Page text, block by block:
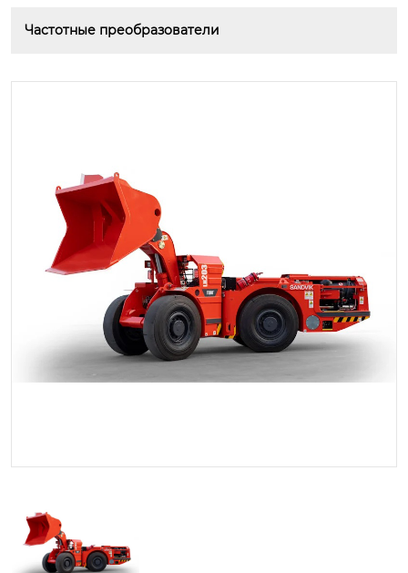
Частотные преобразователи